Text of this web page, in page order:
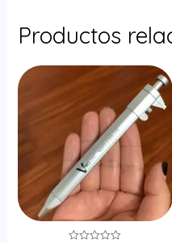
Productos